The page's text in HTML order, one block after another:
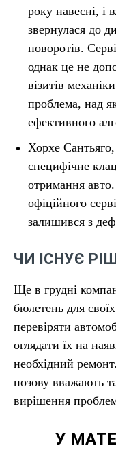
року навесні, і
звернулася до
поворотів.
однак це не
візитів
проблема, над
ефективного
Хорхе
специфічне
отримання
офіційного
залишився з
ЧИ ІСНУЄ
Ще в грудні
бюлетень для
перевіряти
оглядати їх на
необхідний
позову вважають
вирішення
У